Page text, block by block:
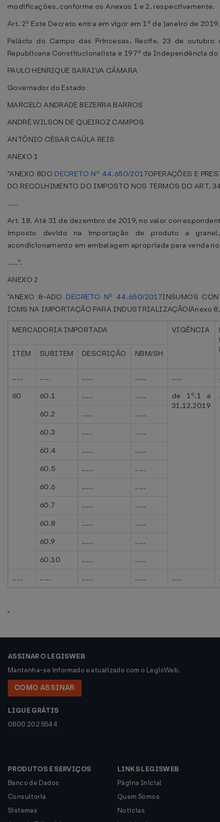
modificações, conforme os Anexos 1 e 2, respectivamente.
Art. 2º Este Decreto entra em vigor em 1º de janeiro de 2019.
Palácio do Campo das Princesas, Recife, 23 de
Republicana Constitucionalista e 197º da Independência do
PAULO HENRIQUE SARAIVA CÂMARA
Governador do Estado
MARCELO ANDRADE BEZERRA BARROS
ANDRÉ WILSON DE QUEIROZ CAMPOS
ANTÔNIO CÉSAR CAÚLA REIS
ANEXO 1
"ANEXO 8DO DECRETO Nº 44.650/2017OPERAÇÕES E
DO RECOLHIMENTO DO IMPOSTO NOS TERMOS DO ART.
.....
Art. 18. Até 31 de dezembro de 2019, no valor
imposto devido na importação de produto a
acondicionamento em embalagem apropriada para venda no
.....".
ANEXO 2
"ANEXO 8-ADO DECRETO Nº 44.650/2017INSUMOS
ICMS NA IMPORTAÇÃO PARA INDUSTRIALIZAÇÃO(Anexo
MERCADORIA IMPORTADA VIGÊNCIA
ITEM SUBITEM DESCRIÇÃO NBM/SH
..... ..... ..... ..... .....
60
60.1 ..... .....
de 1º.1 a
31.12.2019
60.2
.....
.....
60.3
.....
.....
60.4
.....
.....
60.5
.....
.....
60.6
.....
.....
60.7
.....
.....
60.8
.....
.....
60.9
.....
.....
60.10
.....
.....
.....
..... ..... ..... .....
"
ASSINAR O LEGISWEB
Mantenha-se informado e atualizado com o LegisWeb.
COMO ASSINAR
LIGUE GRÁTIS
0800 202 5544
PRODUTOS E SERVIÇOS
Banco de Dados
Consultoria
Sistemas
LINKS LEGISWEB
Página Inicial
Quem Somos
Notícias